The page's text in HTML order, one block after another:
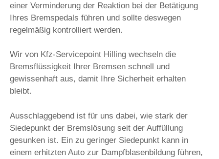
einer Verminderung der Reaktion bei der Betätigung
Ihres Bremspedals führen und sollte deswegen
regelmäßig kontrolliert werden.
Wir von Kfz-Servicepoint Hilling wechseln die
Bremsflüssigkeit Ihrer Bremsen schnell und
gewissenhaft aus, damit Ihre Sicherheit erhalten
bleibt.
Ausschlaggebend ist für uns dabei, wie stark der
Siedepunkt der Bremslösung seit der Auffüllung
gesunken ist. Ein zu geringer Siedepunkt kann in
einem erhitzten Auto zur Dampfblasenbildung führen,